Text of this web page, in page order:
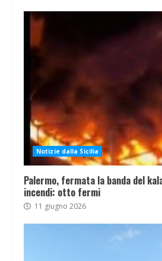
Notizie dalla Sicilia
Palermo, fermata la banda del
incendi: otto fermi
11 giugno 2026